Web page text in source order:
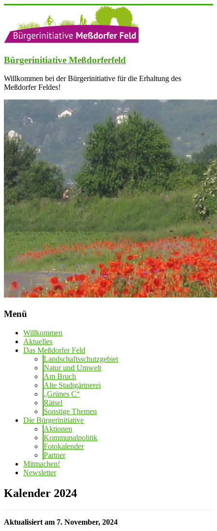
springen
Bürgerinitiative Meßdorferfeld
Willkommen bei der Bürgerinitiative für die Erhaltung des
Meßdorfer Feldes!
Menü
Willkommen
Aktuelles
Das Meßdorfer Feld
Landschaftsschutzgebiet
Natur und Umwelt
Am Bruch
Alte Stadtgärtnerei
„Grünes C“
Rätsel
Sonstige Themen
Die Bürgerinitiative
Aktionen
Kommunalpolitik
Fotokalender
Partner
Mitmachen!
Newsletter
Kalender 2024
Aktualisiert am 7. November, 2024